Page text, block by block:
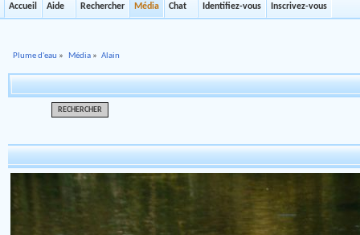
Accueil Aide Rechercher Média Chat Identifiez-vous Inscrivez-vous
Plume d'eau » Média» Alain
RECHERCHER